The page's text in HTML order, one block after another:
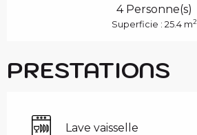
4 Personne(s)
Superficie : 25.4 m2
PRESTATIONS
Lave vaisselle